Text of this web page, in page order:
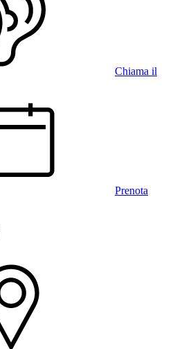
Chiama il
Prenota